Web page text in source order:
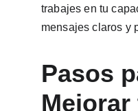
trabajes en tu
mensajes claros y
Pasos
Mejorar